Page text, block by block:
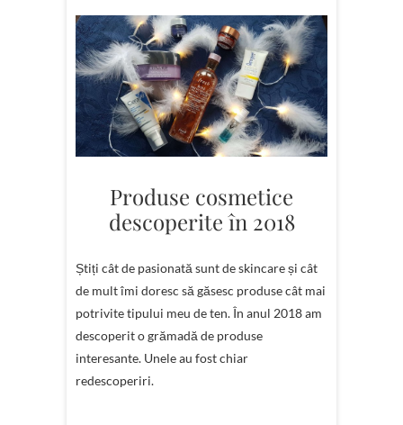
Produse cosmetice
descoperite în 2018
Știți cât de pasionată sunt de skincare și cât
de mult îmi doresc să găsesc produse cât mai
potrivite tipului meu de ten. În anul 2018 am
descoperit o grămadă de produse
interesante. Unele au fost chiar
redescoperiri.